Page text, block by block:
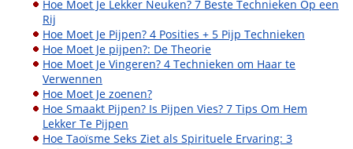
Hoe Moet Je Lekker Neuken? 7 Beste Technieken Op een
Rij
Hoe Moet Je Pijpen? 4 Posities + 5 Pijp Technieken
Hoe Moet Je pijpen?: De Theorie
Hoe Moet Je Vingeren? 4 Technieken om Haar te
Verwennen
Hoe Moet Je zoenen?
Hoe Smaakt Pijpen? Is Pijpen Vies? 7 Tips Om Hem
Lekker Te Pijpen
Hoe Taoïsme Seks Ziet als Spirituele Ervaring: 3